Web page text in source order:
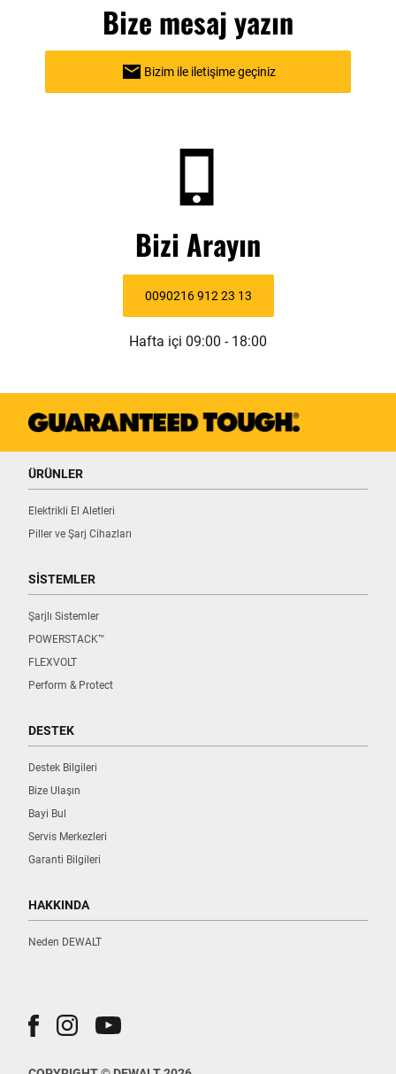
Bize mesaj yazın
Bizim ile iletişime geçiniz
Bizi Arayın
0090216 912 23 13
Hafta içi 09:00 - 18:00
ÜRÜNLER
Elektrikli El Aletleri
Piller ve Şarj Cihazları
SİSTEMLER
Şarjlı Sistemler
POWERSTACK™
FLEXVOLT
Perform & Protect
DESTEK
Destek Bilgileri
Bize Ulaşın
Bayi Bul
Servis Merkezleri
Garanti Bilgileri
HAKKINDA
Neden DEWALT